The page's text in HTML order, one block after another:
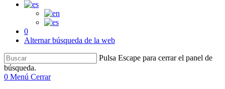
0
Alternar búsqueda de la web
Pulsa Escape para cerrar el panel de
búsqueda.
0 Menú Cerrar